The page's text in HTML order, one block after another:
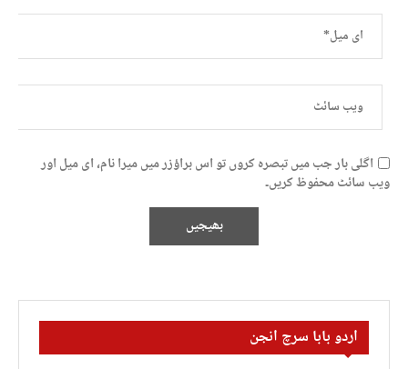
اگلی بار جب میں تبصرہ کروں تو اس براؤزر میں میرا نام، ای میل اور
ویب سائٹ محفوظ کریں۔
اردو بابا سرچ انجن